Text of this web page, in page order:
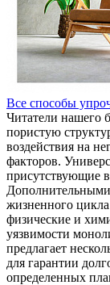
Все способы
Читатели нашего
пористую
воздействия на
факторов.
присутствующие
жизненного
физические и
уязвимости
предлагает
для гарантии
определенных